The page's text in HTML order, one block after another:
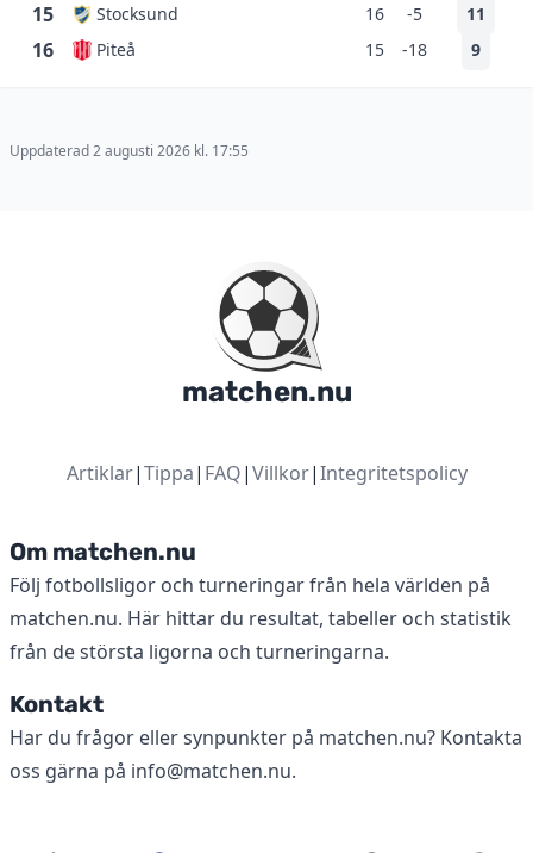
15 Stocksund 16 -5 11
16 Piteå 15 -18 9
Uppdaterad 2 augusti 2026 kl. 17:55
matchen.nu
Artiklar|Tippa| FAQ|Villkor|Integritetspolicy
Om matchen.nu
Följ fotbollsligor och turneringar från hela världen på
matchen.nu. Här hittar du resultat, tabeller och statistik
från de största ligorna och turneringarna.
Kontakt
Har du frågor eller synpunkter på matchen.nu? Kontakta
oss gärna på info@matchen.nu.